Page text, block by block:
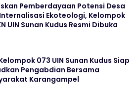
Pemberdayaan Potensi Desa
Ekoteologi, Kelompok
UIN Sunan Kudus Resmi Dibuka
073 UIN Sunan Kudus Siap
Pengabdian Bersama
Karangampel